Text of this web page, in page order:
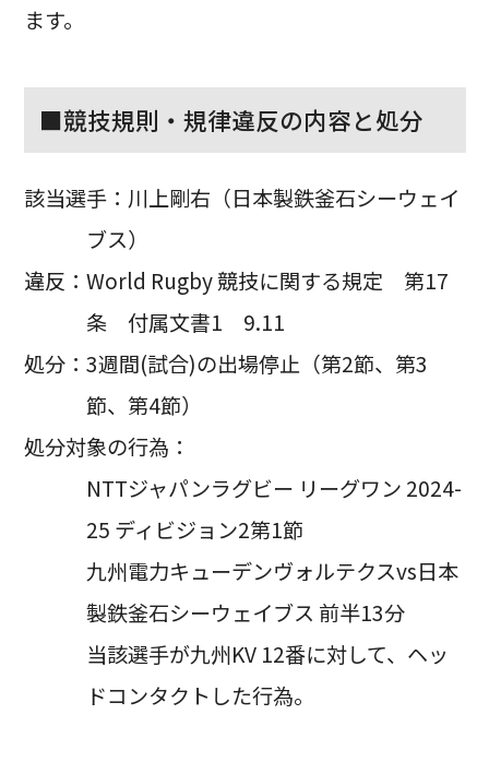
ます。
■競技規則・規律違反の内容と処分
該当選手：川上剛右（日本製鉄釜石シーウェイ
ブス）
違反：World Rugby 競技に関する規定 第17
条 付属文書1 9.11
処分：3週間(試合)の出場停止（第2節、第3
節、第4節）
処分対象の行為：
NTTジャパンラグビー リーグワン 2024-
25 ディビジョン2第1節
九州電力キューデンヴォルテクスvs日本
製鉄釜石シーウェイブス 前半13分
当該選手が九州KV 12番に対して、ヘッ
ドコンタクトした行為。